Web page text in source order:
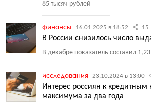
85 тысяч рублей
финансы 16.01.2025 в 18:52 15
В России снизилось число
В декабре показатель составил
исследования 23.10.2024 в 13:00
Интерес россиян к кредитным
максимума за два года